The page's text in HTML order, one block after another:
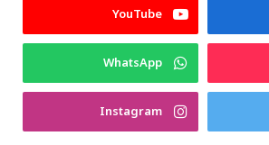
YouTube
WhatsApp
Instagram